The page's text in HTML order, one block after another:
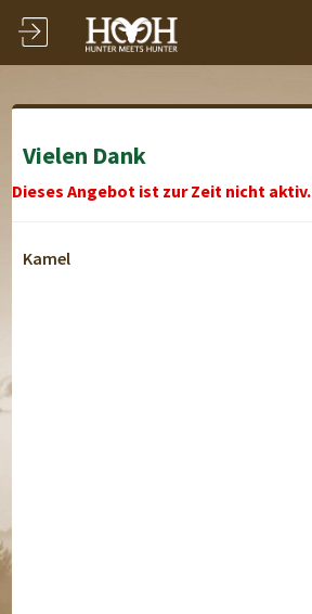
Vielen Dank
Dieses Angebot ist zur Zeit nicht aktiv.
Kamel